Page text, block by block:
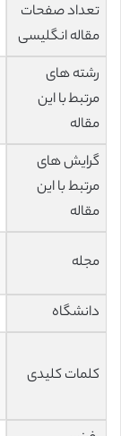
تعداد صفحات
مقاله انگلیسی
رشته های
مرتبط با این
مقاله
گرایش های
مرتبط با این
مقاله
مجله
دانشگاه
کلمات کلیدی